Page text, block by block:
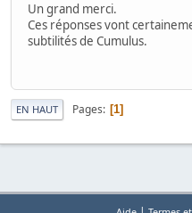
Un grand merci.
Ces réponses vont
subtilités de Cumulus.
EN HAUT Pages 1